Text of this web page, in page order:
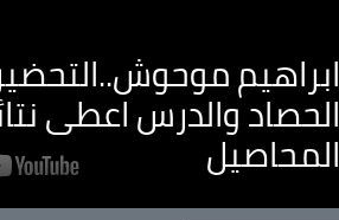
ابراهيم
الحصاد والدرس اعطى
المحاصيل